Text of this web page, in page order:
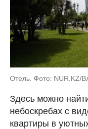
Отель. Фото: NUR.KZ/
Здесь можно
небоскребах с
квартиры в